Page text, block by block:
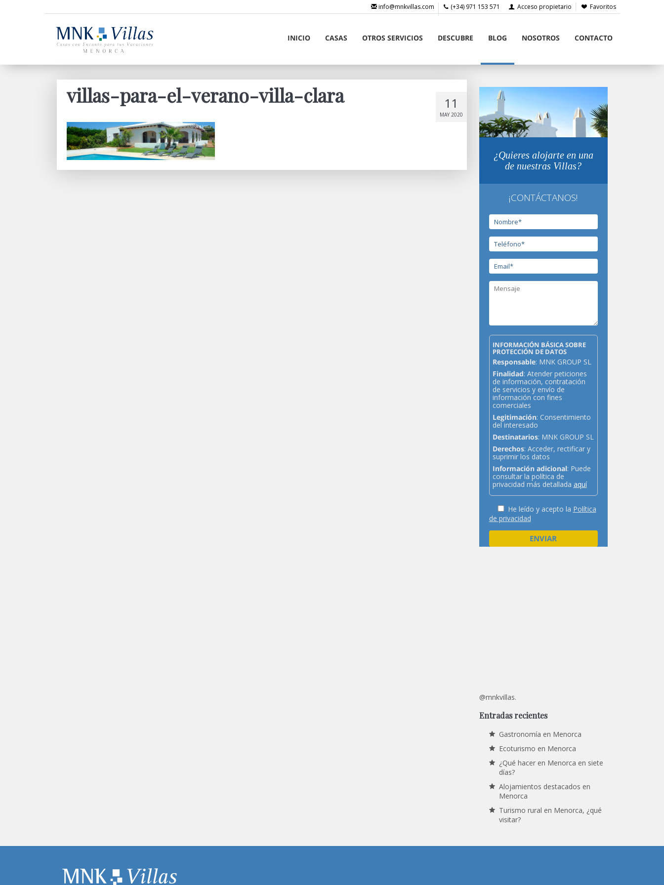
Favoritos
Acceso propietario
(+34) 971 153 571
info@mnkvillas.com
INICIO CASAS OTROS SERVICIOS DESCUBRE BLOG NOSOTROS CONTACTO
11
MAY 2020
villas-para-el-verano-villa-clara
¿Quieres alojarte en una
de nuestras Villas?
¡CONTÁCTANOS!
INFORMACIÓN BÁSICA SOBRE
PROTECCIÓN DE DATOS
Responsable: MNK GROUP SL
Finalidad: Atender peticiones
de información, contratación
de servicios y envío de
información con fines
comerciales
Legitimación: Consentimiento
del interesado
Destinatarios: MNK GROUP SL
Derechos: Acceder, rectificar y
suprimir los datos
Información adicional: Puede
consultar la política de
privacidad más detallada aquí
He leído y acepto la Política
de privacidad
@mnkvillas.
Entradas recientes
Gastronomía en Menorca
Ecoturismo en Menorca
¿Qué hacer en Menorca en siete
días?
Alojamientos destacados en
Menorca
Turismo rural en Menorca, ¿qué
visitar?